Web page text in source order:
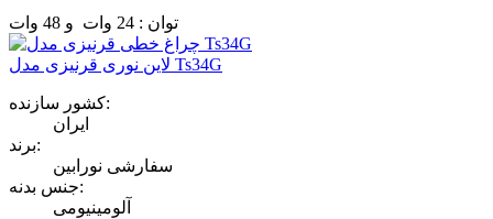
توان : 24 وات و 48 وات
لاین نوری قرنیزی مدل Ts34G
کشور سازنده:
ایران
برند:
سفارشی نورابین
جنس بدنه:
آلومینیومی